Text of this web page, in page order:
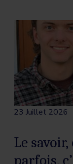
23 Juillet 2026
Le
parfois,